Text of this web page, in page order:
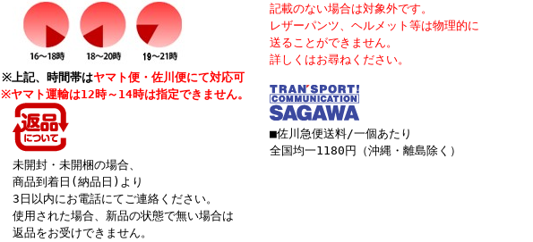
※上記、時間帯はヤマト便・佐川便にて対応可
※ヤマト運輸は12時～14時は指定できません。
未開封・未開梱の場合、
商品到着日(納品日)より
3日以内にお電話にてご連絡ください。
使用された場合、新品の状態で無い場合は
返品をお受けできません。
記載のない場合は対象外です。
レザーパンツ、ヘルメット等は物理的に
送ることができません。
詳しくはお尋ねください。
■佐川急便送料/一個あたり
全国均一1180円（沖縄・離島除く）